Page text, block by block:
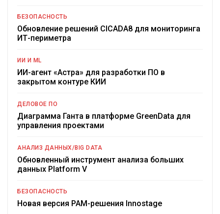
БЕЗОПАСНОСТЬ
Обновление решений CICADA8 для мониторинга
ИТ-периметра
ИИ И ML
ИИ-агент «Астра» для разработки ПО в
закрытом контуре КИИ
ДЕЛОВОЕ ПО
Диаграмма Ганта в платформе GreenData для
управления проектами
АНАЛИЗ ДАННЫХ/BIG DATA
Обновленный инструмент анализа больших
данных Platform V
БЕЗОПАСНОСТЬ
Новая версия PAM-решения Innostage